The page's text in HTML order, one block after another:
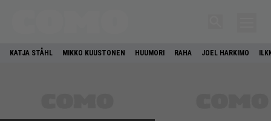
KATJA STÅHL MIKKO KUUSTONEN HUUMORI RAHA JOEL HARKIMO